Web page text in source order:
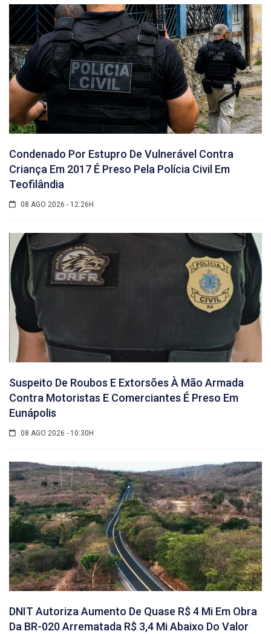
Condenado Por Estupro De Vulnerável Contra
Criança Em 2017 É Preso Pela Polícia Civil Em
Teofilândia
08 AGO 2026 - 12:26H
Suspeito De Roubos E Extorsões À Mão Armada
Contra Motoristas E Comerciantes É Preso Em
Eunápolis
08 AGO 2026 - 10:30H
DNIT Autoriza Aumento De Quase R$ 4 Mi Em Obra
Da BR-020 Arrematada R$ 3,4 Mi Abaixo Do Valor